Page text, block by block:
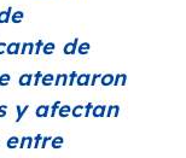
de
atentaron
y afectan
entre